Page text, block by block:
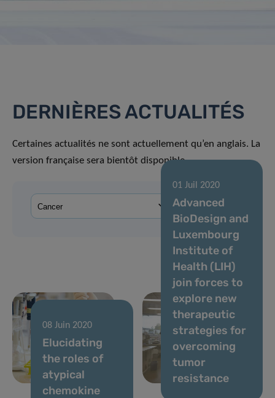
DERNIÈRES ACTUALITÉS
Certaines actualités ne sont actuellement qu’en anglais. La
version française sera bientôt disponible.
06 Juil 2020
Advancing
lung cancer
diagnostics
01 Juil 2020
Advanced
BioDesign and
Luxembourg
Institute of
Health (LIH)
join forces to
explore new
therapeutic
strategies for
overcoming
tumor
resistance
08 Juin 2020
Elucidating
the roles of
atypical
chemokine